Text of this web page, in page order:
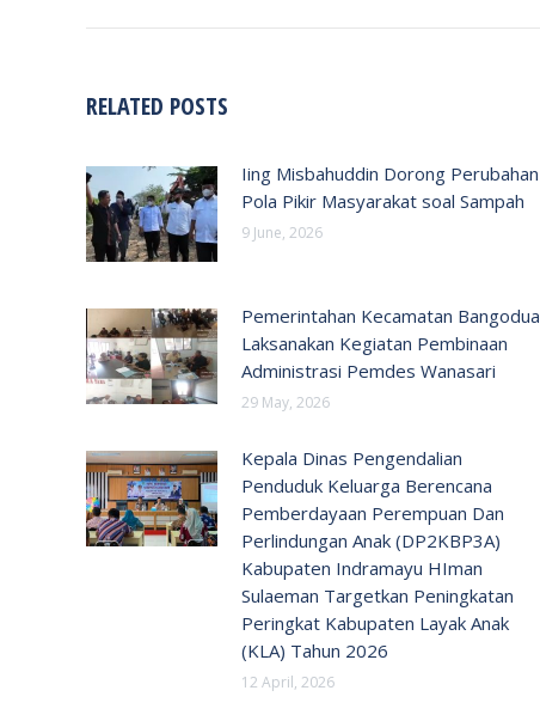
RELATED POSTS
Iing Misbahuddin Dorong Perubahan
Pola Pikir Masyarakat soal Sampah
9 June, 2026
Pemerintahan Kecamatan Bangodua
Laksanakan Kegiatan Pembinaan
Administrasi Pemdes Wanasari
29 May, 2026
Kepala Dinas Pengendalian
Penduduk Keluarga Berencana
Pemberdayaan Perempuan Dan
Perlindungan Anak (DP2KBP3A)
Kabupaten Indramayu HIman
Sulaeman Targetkan Peningkatan
Peringkat Kabupaten Layak Anak
(KLA) Tahun 2026
12 April, 2026